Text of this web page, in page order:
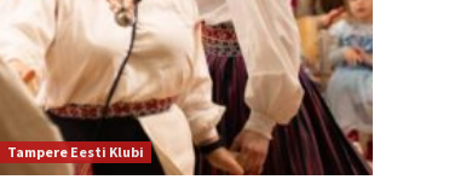
Tampere Eesti Klubi